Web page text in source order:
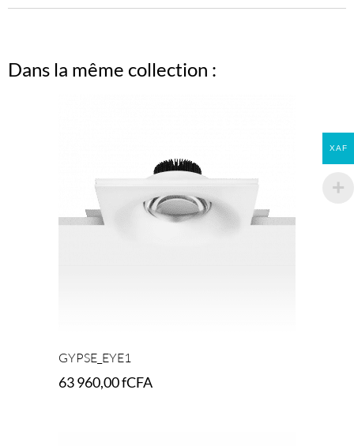
Dans la même collection :
GYPSE_EYE1
63 960,00fCFA
XAF